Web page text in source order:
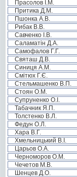
Прасолов І.М.
Притика Д.М.
Пшонка А.В.
Рибак В.В.
Савченко І.В.
Саламатін Д.А.
Самофалов Г.Г.
Святаш Д.В.
Синиця А.М.
Смітюх Г.Є.
Стельмашенко В.П.
Стоян О.М.
Супруненко О.І.
Табачник Я.П.
Толстенко В.Л.
Федун О.Л.
Хара В.Г.
Хмельницький В.І.
Царьов О.А.
Черноморов О.М.
Чечетов М.В.
Шенцев Д.О.